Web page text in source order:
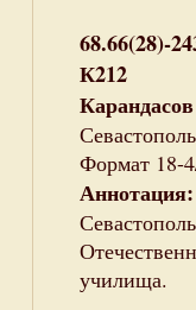
68.66(28)-
К212
Формат 18-
училища.